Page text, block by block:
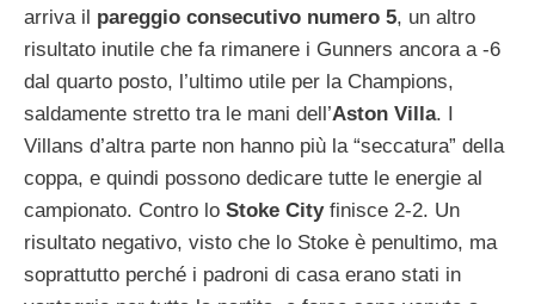
arriva il pareggio consecutivo numero 5, un altro
risultato inutile che fa rimanere i Gunners ancora a -6
dal quarto posto, l’ultimo utile per la Champions,
saldamente stretto tra le mani dell’Aston Villa. I
Villans d’altra parte non hanno più la “seccatura” della
coppa, e quindi possono dedicare tutte le energie al
campionato. Contro lo Stoke City finisce 2-2. Un
risultato negativo, visto che lo Stoke è penultimo, ma
soprattutto perché i padroni di casa erano stati in